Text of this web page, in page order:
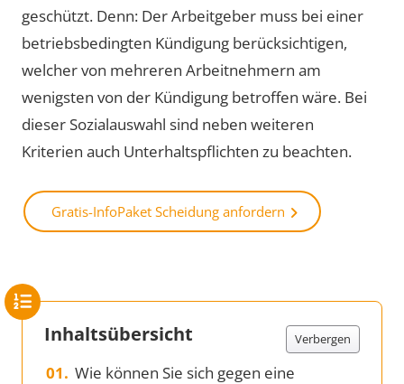
geschützt. Denn: Der Arbeitgeber muss bei einer
betriebsbedingten Kündigung berücksichtigen,
welcher von mehreren Arbeitnehmern am
wenigsten von der Kündigung betroffen wäre. Bei
dieser Sozialauswahl sind neben weiteren
Kriterien auch Unterhaltspflichten zu beachten.
Gratis-InfoPaket Scheidung anfordern
Inhaltsübersicht Verbergen
Wie können Sie sich gegen eine